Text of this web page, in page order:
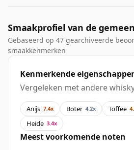
Smaakprofiel van de
Gebaseerd op 47 gearchiveerde
smaakkenmerken
Kenmerkende
Vergeleken met andere
Anijs 7.4x Boter 4.2x Toffee
Heide 3.4x
Meest voorkomende noten